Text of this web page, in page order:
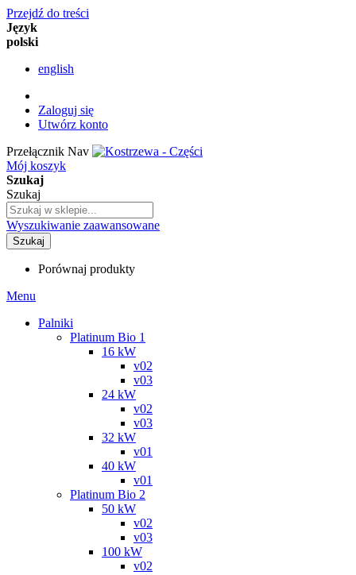
Przejdź do treści
Język
polski
english
Zaloguj się
Utwórz konto
Przełącznik Nav
Mój koszyk
Szukaj
Szukaj
Wyszukiwanie zaawansowane
Szukaj
Porównaj produkty
Menu
Palniki
Platinum Bio 1
16 kW
v02
v03
24 kW
v02
v03
32 kW
v01
40 kW
v01
Platinum Bio 2
50 kW
v02
v03
100 kW
v02